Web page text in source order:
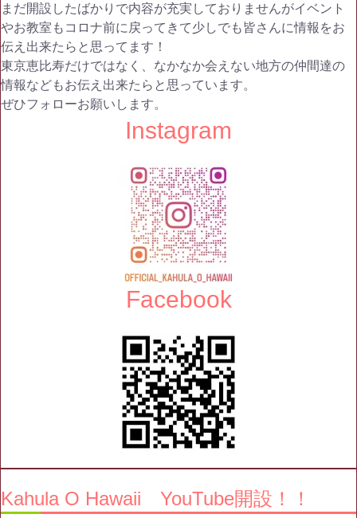
まだ開設したばかりで内容が充実しておりませんがイベント
やお教室もコロナ前に戻ってきて少しでも皆さんに情報をお
伝え出来たらと思ってます！
東京恵比寿だけではなく、なかなか会えない地方の仲間達の
情報などもお伝え出来たらと思っています。
ぜひフォローお願いします。
Instagram
Facebook
Kahula O Hawaii YouTube開設！！